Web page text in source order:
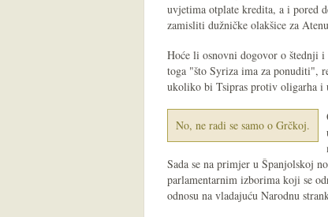
uvjetima otplate kredita, a i pored
zamisliti dužničke olakšice za
Hoće li osnovni dogovor o štednji
toga "što Syriza ima za ponuditi",
ukoliko bi Tsipras protiv oligarha i
No, ne radi se samo o Grčkoj.
Sada se na primjer u Španjolskoj
parlamentarnim izborima koji se
odnosu na vladajuću Narodnu